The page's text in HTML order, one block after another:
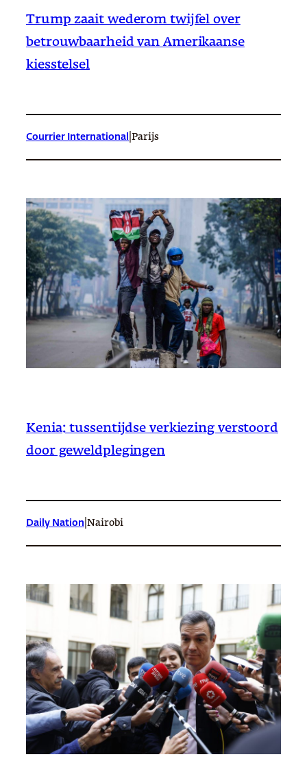
Trump zaait wederom twijfel over
betrouwbaarheid van Amerikaanse
kiesstelsel
Courrier International Parijs
Kenia: tussentijdse verkiezing verstoord
door geweldplegingen
Daily Nation Nairobi